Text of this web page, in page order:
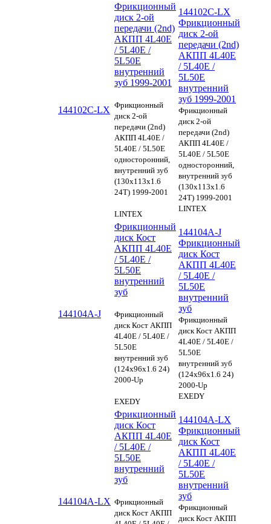
144102C-LX
Фрикционный
диск 2-ой
передачи (2nd)
АКПП 4L40E
/ 5L40E /
5L50E
внутренний
зуб 1999-2001
Фрикционный
диск 2-ой
передачи (2nd)
АКПП 4L40E /
5L40E / 5L50E
односторонний,
внутренний зуб
(130х113х1.6
24Т) 1999-2001
LINTEX
144102C-LX
Фрикционный
диск 2-ой
передачи (2nd)
АКПП 4L40E
/ 5L40E /
5L50E
внутренний
зуб 1999-2001
Фрикционный
диск 2-ой
передачи (2nd)
АКПП 4L40E /
5L40E / 5L50E
односторонний,
внутренний зуб
(130х113х1.6
24Т) 1999-2001
LINTEX
144104A-J
Фрикционный
диск Кост
АКПП 4L40E
/ 5L40E /
5L50E
внутренний
зуб
Фрикционный
диск Кост АКПП
4L40E / 5L40E /
5L50E
внутренний зуб
(124x96x1.6 24)
2000-Up
EXEDY
144104A-J
Фрикционный
диск Кост
АКПП 4L40E
/ 5L40E /
5L50E
внутренний
зуб
Фрикционный
диск Кост АКПП
4L40E / 5L40E /
5L50E
внутренний зуб
(124x96x1.6 24)
2000-Up
EXEDY
144104A-LX
Фрикционный
диск Кост
АКПП 4L40E
/ 5L40E /
5L50E
внутренний
зуб
Фрикционный
диск Кост АКПП
144104A-LX
Фрикционный
диск Кост
АКПП 4L40E
/ 5L40E /
5L50E
внутренний
зуб
Фрикционный
диск Кост АКПП